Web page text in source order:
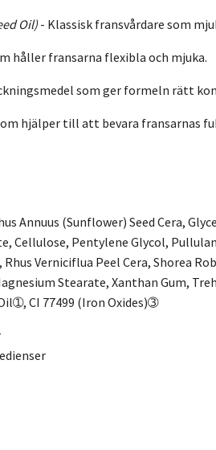
Oil) - Klassisk fransvårdare som
håller fransarna flexibla och mjuka.
som ger formeln rätt
hjälper till att bevara fransarnas
Annuus (Sunflower) Seed Cera,
Cellulose, Pentylene Glycol,
Verniciflua Peel Cera, Shorea
Stearate, Xanthan Gum,
CI 77499 (Iron Oxides)➂